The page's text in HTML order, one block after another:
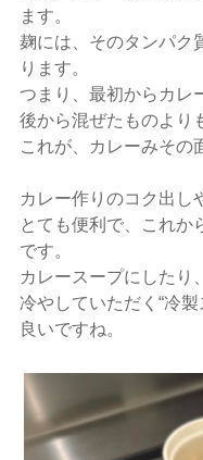
ます。
麹には、そのタンパク
ります。
つまり、最初からカレ
後から混ぜたものより
これが、カレーみその
カレー作りのコク出し
とても便利で、これか
です。
カレースープにしたり、
冷やしていただく“冷
良いですね。